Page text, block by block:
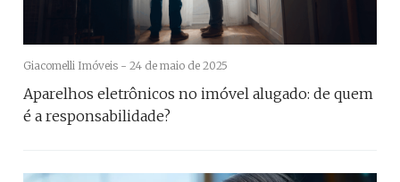
Giacomelli Imóveis - 24 de maio de 2025
Aparelhos eletrônicos no imóvel alugado: de quem
é a responsabilidade?